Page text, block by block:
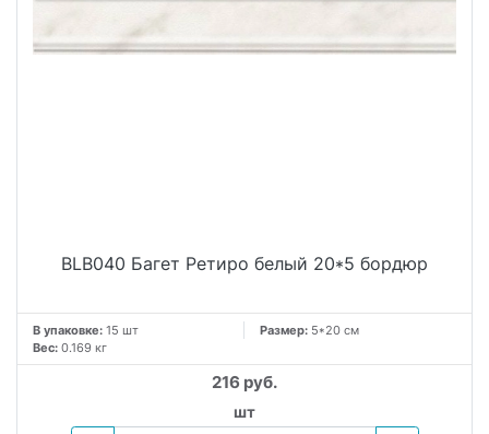
BLB040 Багет Ретиро белый 20*5 бордюр
В упаковке: 15 шт Размер: 5*20 см
Вес: 0.169 кг
216 руб.
шт